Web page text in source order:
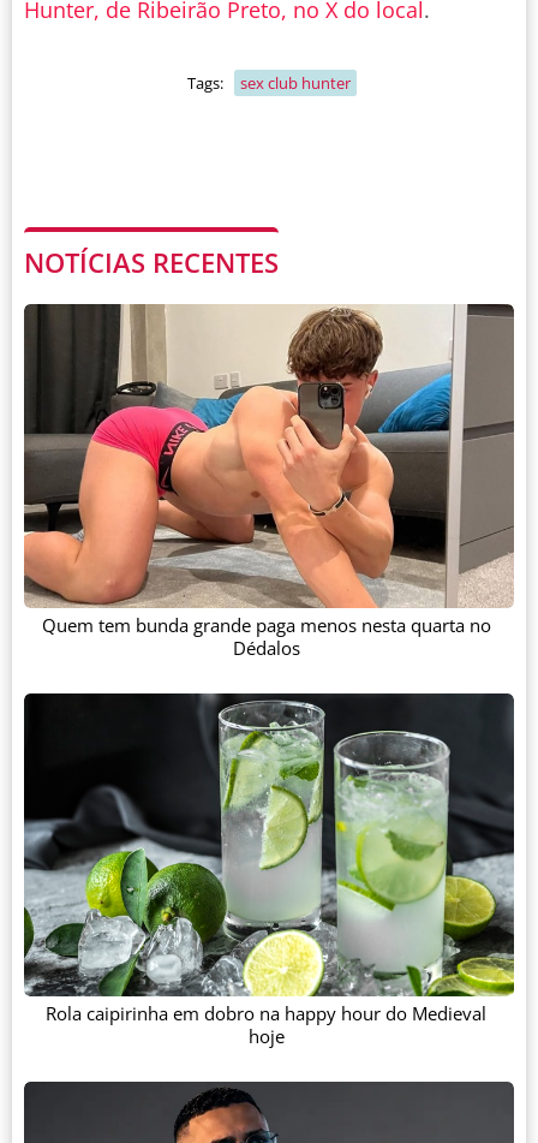
Hunter, de Ribeirão Preto, no X do local.
Tags: sex club hunter
NOTÍCIAS RECENTES
Quem tem bunda grande paga menos nesta quarta no
Dédalos
Rola caipirinha em dobro na happy hour do Medieval
hoje